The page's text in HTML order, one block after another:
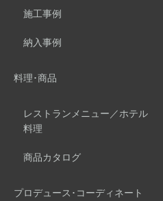
施工事例
納入事例
料理･商品
レストランメニュー／ホテル
料理
商品カタログ
プロデュース･コーディネート